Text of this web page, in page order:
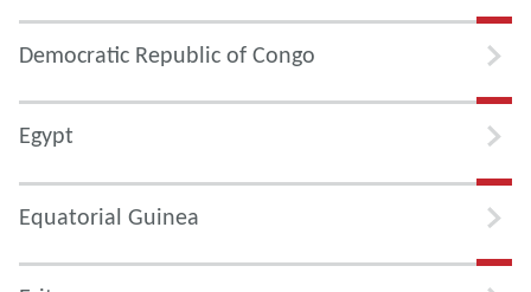
Democratic Republic of Congo
Egypt
Equatorial Guinea